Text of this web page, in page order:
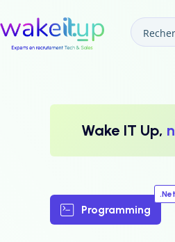
Wake IT Up,
Programming
.Net